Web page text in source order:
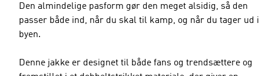
Den almindelige pasform gør den meget alsidig, så den
passer både ind, når du skal til kamp, og når du tager ud i
byen.
Denne jakke er designet til både fans og trendsættere og